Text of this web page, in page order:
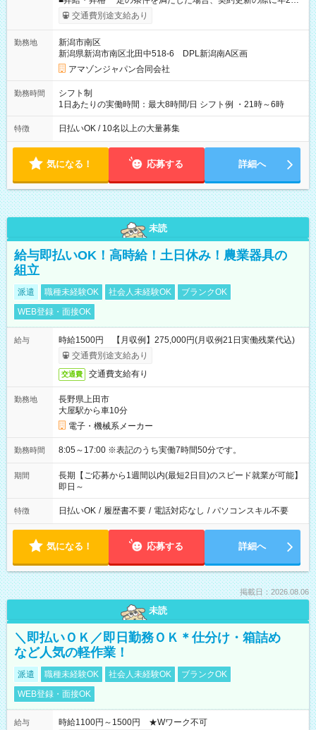
まで昇給の機会があります。 ■正社員登用制度あり ※月末締/翌
月25日支払い ※時間外手当、別途支給 ※深夜割増賃金 (22:00～
☆Amazon直雇用で安定して働けます！ 【試用期間】試用期間
あり 試用期間の長さ：1週間 雇用形態、給与は本採用時と同じ
です。
交通費別途支給あり
勤務地
新潟市南区
新潟県新潟市南区北田中518-6 DPL新潟南A区画
アマゾンジャパン合同会社
勤務時間
シフト制
1日あたりの実働時間：最大8時間/日 シフト例 ・21時～6時
特徴 日払いOK / 10名以上の大量募集
気になる！ 応募する 詳細へ
未読
給与即払いOK！高時給！土日休み！農業器具の
組立
派遣 職種未経験OK 社会人未経験OK
ブランクOK
WEB登録・面接OK
給与
時給1500円 【月収例】275,000円(月収例21日実働残業代込)
交通費別途支給あり
交通費 交通費支給有り
勤務地
長野県上田市
大屋駅から車10分
電子・機械系メーカー
勤務時間 8:05～17:00 ※表記のうち実働7時間50分です。
期間
長期【ご応募から1週間以内(最短2日目)のスピード就業が可能】
即日～
特徴 日払いOK / 履歴書不要 / 電話対応なし / パソコンスキル不要
気になる！ 応募する 詳細へ
掲載日：2026.08.06
未読
＼即払いＯＫ／即日勤務ＯＫ＊仕分け・箱詰め
など人気の軽作業！
派遣 職種未経験OK 社会人未経験OK
ブランクOK
WEB登録・面接OK
給与
時給1100円～1500円 ★Wワーク不可